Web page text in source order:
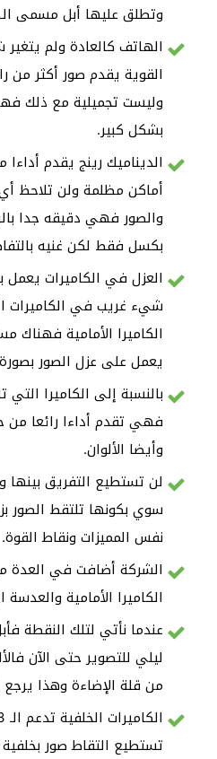
وتطلق عليها أبل مسمى الـ True Depth.
الهاتف كالعادة ولم
القوية يقدم صور أكثر من
وليست تجميلية مع ذلك
بشكل كبير.
الديناميك رينج يقدم أداءا
أماكن مظلمة ولن تلاحظ
بكسل فقط لكن غنيه
العزل في الكاميرات يعمل
شيء غريب في الكاميرات
يعمل على عزل الصور بصورة
بالنسبة إلى الكاميرا
فهي تقدم أداءا رائعا من
وأيضا الألوان.
لن تستطيع التفريق بينها
سوي بكونها تلتقط الصور
نفس المميزات ونقاط القوة.
الكاميرا الأمامية والعدسة
عندما نأتي لتلك النقطة
ليلي للتصوير حتى الآن
من قلة الإضاءة وهذا
تستطيع التقاط صور